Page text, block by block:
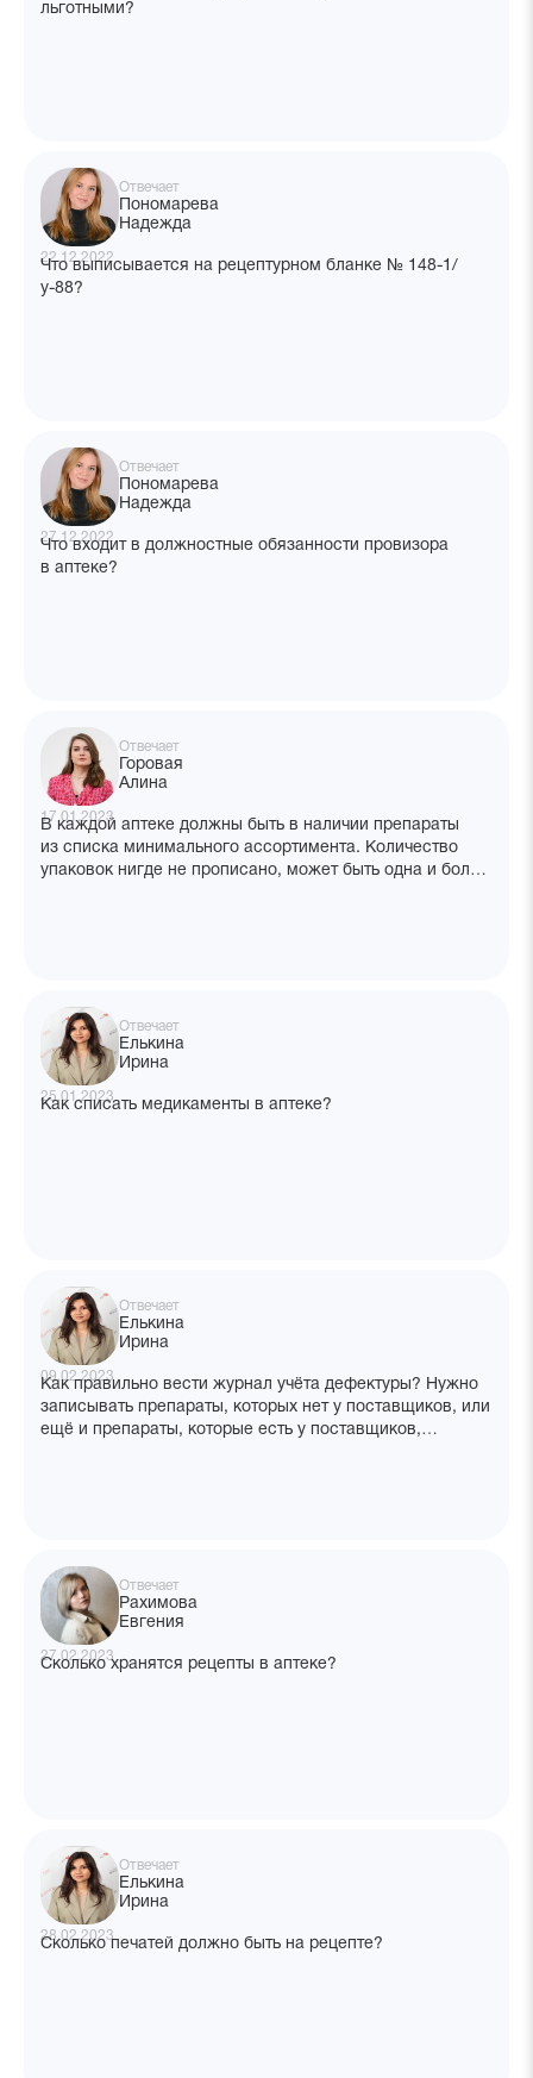
льготными?
Отвечает
Пономарева
Надежда
22.12.2022
Что выписывается на рецептурном бланке № 148-1/
у-88?
Отвечает
Пономарева
Надежда
27.12.2022
Что входит в должностные обязанности провизора
в аптеке?
Отвечает
Горовая
Алина
17.01.2023
В каждой аптеке должны быть в наличии препараты
из списка минимального ассортимента. Количество
упаковок нигде не прописано, может быть одна и более
Отвечает
Елькина
Ирина
25.01.2023
Как списать медикаменты в аптеке?
Отвечает
Елькина
Ирина
09.02.2023
Как правильно вести журнал учёта дефектуры? Нужно
записывать препараты, которых нет у поставщиков, или
ещё и препараты, которые есть у поставщиков,
Отвечает
Рахимова
Евгения
27.02.2023
Сколько хранятся рецепты в аптеке?
Отвечает
Елькина
Ирина
28.02.2023
Сколько печатей должно быть на рецепте?